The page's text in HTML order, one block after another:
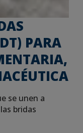
PARA
se unen a
bridas